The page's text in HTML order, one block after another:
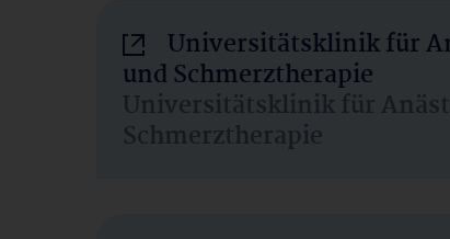
Universitätsklinik für
und Schmerztherapie
Universitätsklinik für
Schmerztherapie